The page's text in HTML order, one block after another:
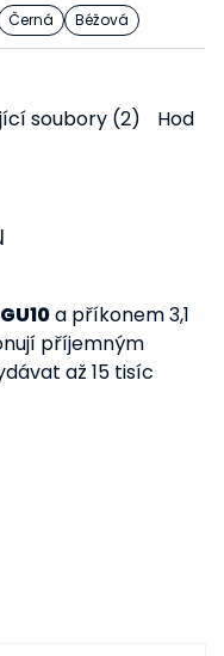
Černá Béžová
soubory (2)
GU10a příkonem 3,1
příjemným
až 15 tisíc